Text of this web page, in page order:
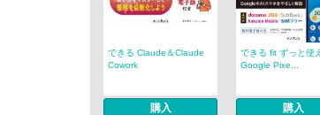
できる Claude＆Claude
Cowork
購入
できる fit ずっと使
Google Pixe...
購入